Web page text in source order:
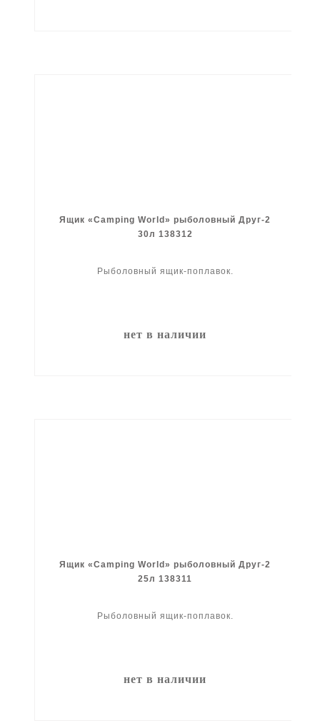
Ящик «Camping World» рыболовный Друг-2
30л 138312
Рыболовный ящик-поплавок.
нет в наличии
Ящик «Camping World» рыболовный Друг-2
25л 138311
Рыболовный ящик-поплавок.
нет в наличии